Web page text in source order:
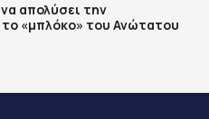
απολύσει την
«μπλόκο» του Ανώτατου